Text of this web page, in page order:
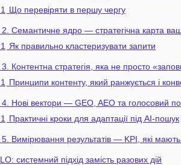
Що перевіряти в першу чергу
2. Семантичне ядро — стратегічна карта
Як правильно кластеризувати запити
3. Контентна стратегія, яка не просто
Принципи контенту, який ранжується і
4. Нові вектори — GEO, AEO та голосовий
Практичні кроки для адаптації під AI-пошук
5. Вимірювання результатів — KPI, які
системний підхід замість разових дій